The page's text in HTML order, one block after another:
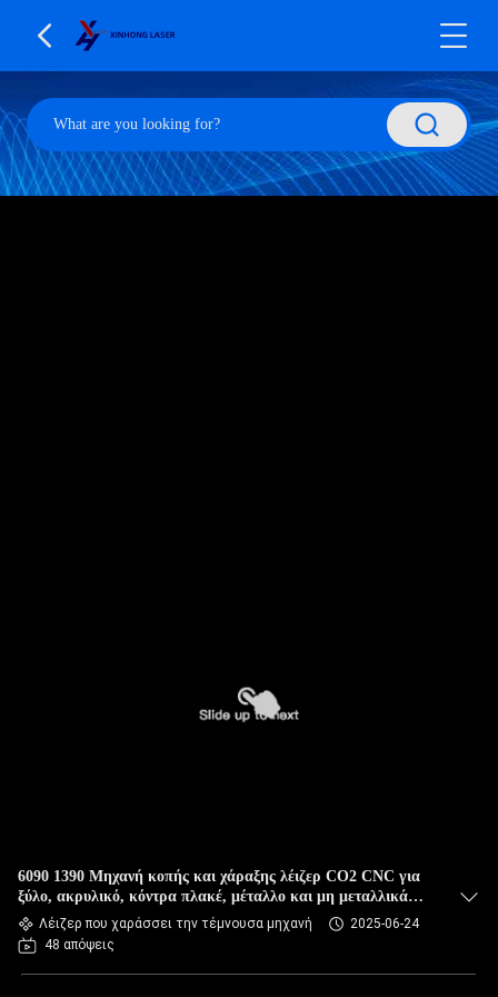
6090 1390 Μηχανή κοπής και χάραξης λέιζερ CO2 CNC για
ξύλο, ακρυλικό, κόντρα πλακέ, μέταλλο και μη μεταλλικά
φύλλα με γυάλινο σωλήνα Reci και σύστημα Ruida
Λέιζερ που χαράσσει την τέμνουσα μηχανή
2025-06-24
48 απόψεις